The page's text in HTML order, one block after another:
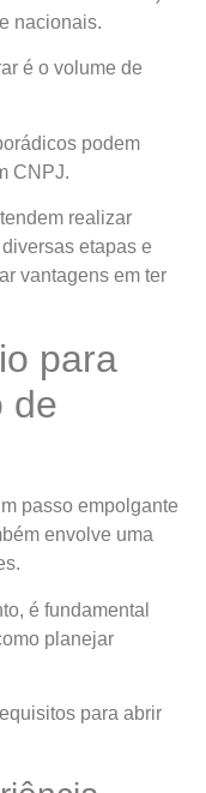
nacionais.
é o volume de
podem
CNPJ.
realizar
etapas e
vantagens em ter
para
de
passo empolgante
envolve uma
é fundamental
planejar
para abrir